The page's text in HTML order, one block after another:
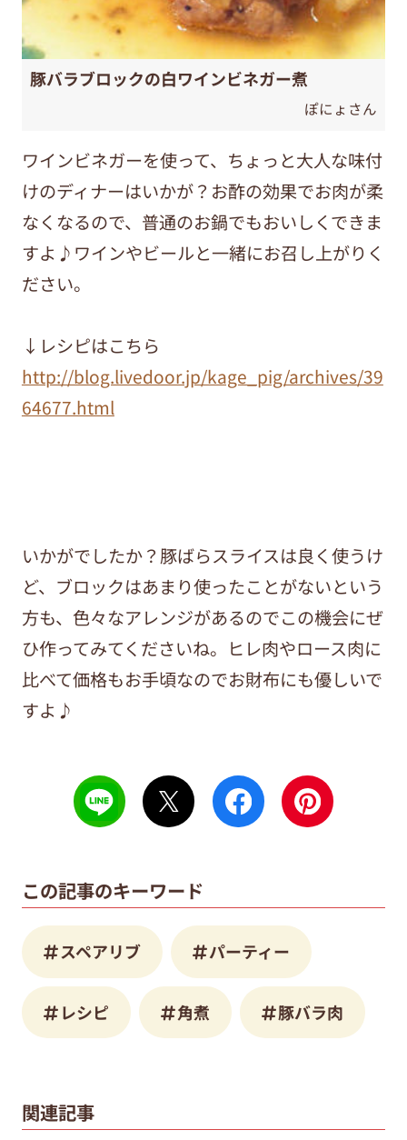
豚バラブロックの白ワインビネガー煮
ぽにょさん
ワインビネガーを使って、ちょっと大人な味付
けのディナーはいかが？お酢の効果でお肉が柔
なくなるので、普通のお鍋でもおいしくできま
すよ♪ワインやビールと一緒にお召し上がりく
ださい。
↓レシピはこちら
http://blog.livedoor.jp/kage_pig/archives/39
64677.html
いかがでしたか？豚ばらスライスは良く使うけ
ど、ブロックはあまり使ったことがないという
方も、色々なアレンジがあるのでこの機会にぜ
ひ作ってみてくださいね。ヒレ肉やロース肉に
比べて価格もお手頃なのでお財布にも優しいで
すよ♪
この記事のキーワード
スペアリブ パーティー
レシピ 角煮 豚バラ肉
関連記事